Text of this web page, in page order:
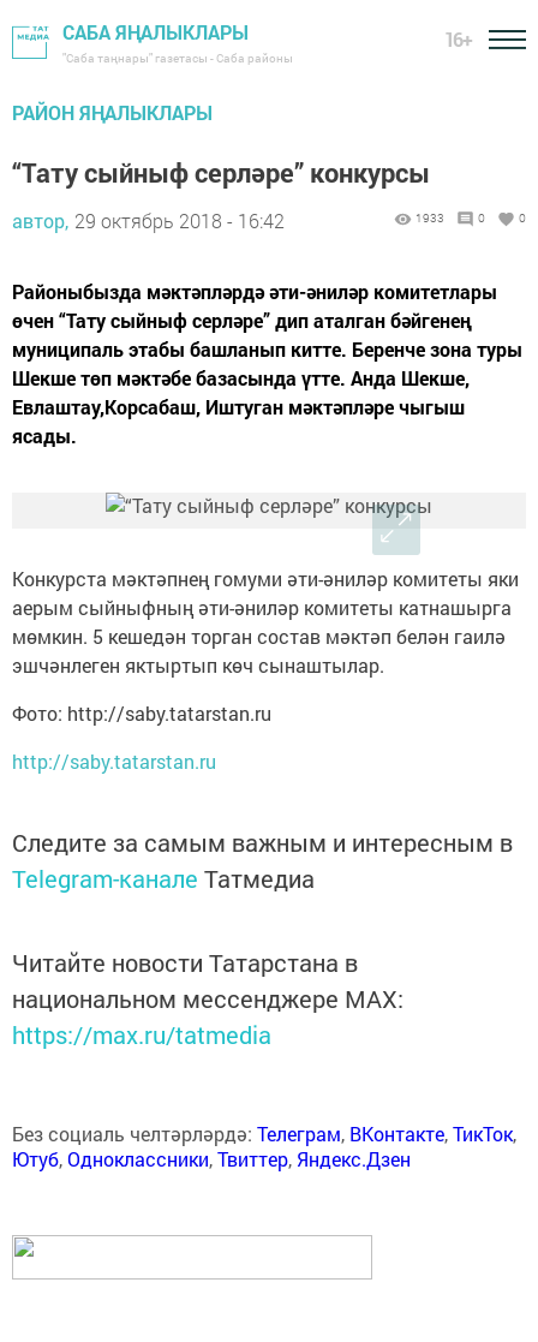
САБА ЯҢАЛЫКЛАРЫ
"Саба таңнары" газетасы - Саба районы
16+
РАЙОН ЯҢАЛЫКЛАРЫ
“Тату сыйныф серләре” конкурсы
автор, 29 октябрь 2018 - 16:42 1933 0 0
Районыбызда мәктәпләрдә әти-әниләр комитетлары
өчен “Тату сыйныф серләре” дип аталган бәйгенең
муниципаль этабы башланып китте. Беренче зона туры
Шекше төп мәктәбе базасында үтте. Анда Шекше,
Евлаштау,Корсабаш, Иштуган мәктәпләре чыгыш
ясады.
Конкурста мәктәпнең гомуми әти-әниләр комитеты яки
аерым сыйныфның әти-әниләр комитеты катнашырга
мөмкин. 5 кешедән торган состав мәктәп белән гаилә
эшчәнлеген яктыртып көч сынаштылар.
Фото: http://saby.tatarstan.ru
http://saby.tatarstan.ru
Следите за самым важным и интересным в
Telegram-канале Татмедиа
Читайте новости Татарстана в
национальном мессенджере MАХ:
https://max.ru/tatmedia
Без социаль челтәрләрдә: Телеграм, ВКонтакте,ТикТок,
Ютуб,Одноклассники,Твиттер, Яндекс.Дзен